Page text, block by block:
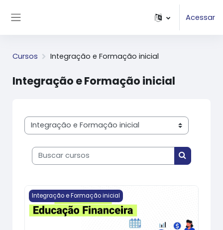
Acessar
Cursos Integração e Formação inicial
Integração e Formação inicial
Categorias de Cursos
Buscar cursos
Buscar
Imagem do curso Curso de Educação Financeira
Integração e Formação inicial